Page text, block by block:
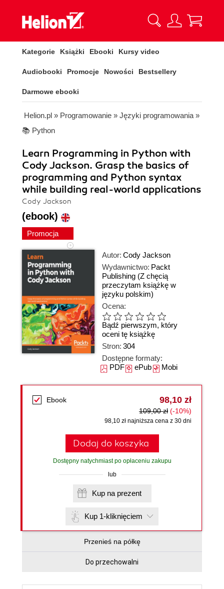
Kategorie Książki Ebooki Kursy video
Audiobooki Promocje Nowości Bestsellery
Darmowe ebooki
Helion.pl » Programowanie » Języki programowania »
📚 Python
Learn Programming in Python with
Cody Jackson. Grasp the basics of
programming and Python syntax
while building real-world applications
Cody Jackson
(ebook)
Promocja
Autor: Cody Jackson
Wydawnictwo: Packt
Publishing (Z chęcią
przeczytam książkę w
języku polskim)
Ocena:
Bądź pierwszym, który
oceni tę książkę
Stron: 304
Dostępne formaty:
PDFePubMobi
Ebook 98,10 zł
109,00 zł (-10%)
98,10 zł najniższa cena z 30 dni
Dodaj do koszyka
Dostępny natychmiast po opłaceniu zakupu
lub
Kup na prezent
Kup 1-kliknięciem
Przenieś na półkę
Do przechowalni